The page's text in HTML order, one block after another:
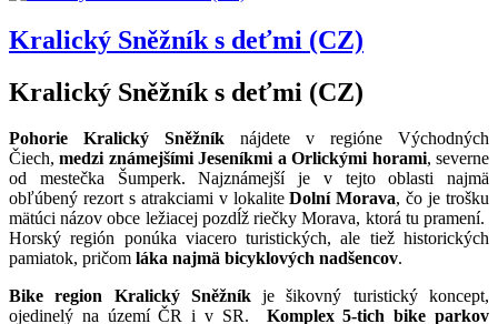
Kralický Sněžník s deťmi (CZ)
Kralický Sněžník s deťmi (CZ)
Pohorie Kralický Sněžník nájdete v regióne Východných
Čiech,medzi známejšími Jeseníkmi a Orlickými horami, severne
od mestečka Šumperk. Najznámejší je v tejto oblasti najmä
obľúbený rezort s atrakciami v lokaliteDolní Morava, čo je trošku
mätúci názov obce ležiacej pozdĺž riečky Morava, ktorá tu pramení.
Horský región ponúka viacero turistických, ale tiež historických
pamiatok, pričom láka najmä bicyklových nadšencov.
Bike region Kralický Sněžníkje šikovný turistický koncept,
ojedinelý na území ČR i v SR.
Komplex 5-tich bike parkov